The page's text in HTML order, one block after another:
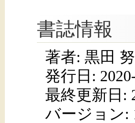
書誌情報
著者: 黒田 努
発行日:
最終更新日:
バージョン: